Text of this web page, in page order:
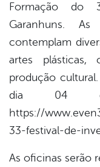
Formação do
Garanhuns.
contemplam
artes plásticas,
produção
dia 04
https://
33-festival-de-
As oficinas serão